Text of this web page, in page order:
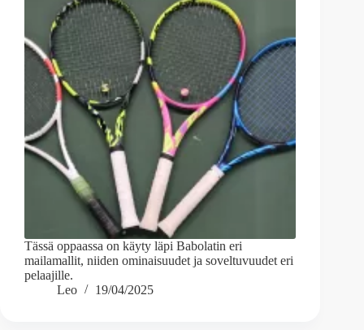
Tässä oppaassa on käyty läpi Babolatin eri
mailamallit, niiden ominaisuudet ja soveltuvuudet eri
pelaajille.
Leo
19/04/2025